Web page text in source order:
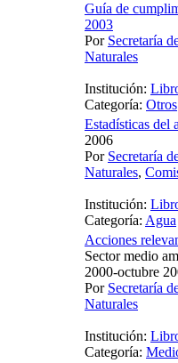
Guía de
2003
Por Secretaría
Naturales
Institución:
Categoría: Otros
Estadísticas del
2006
Por Secretaría
Naturales,
Institución:
Categoría: Agua
Acciones
Sector medio
2000-octubre
Por Secretaría
Naturales
Institución:
Categoría: